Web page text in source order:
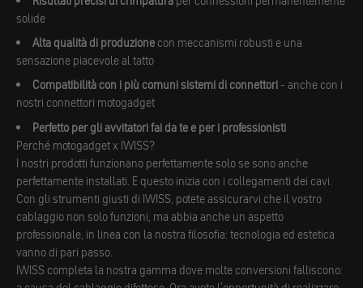
solide
Alta qualità di produzione con meccanismi robusti e una
sensazione piacevole al tatto
Compatibilità con i più comuni sistemi di connettori - anche con i
nostri connettori motogadget
Perfetto per gli avvitatori fai da te e per i professionisti
Perché motogadget x IWISS?
I nostri prodotti funzionano perfettamente solo se sono anche
perfettamente installati. E questo inizia con i collegamenti dei cavi.
Con gli strumenti giusti di IWISS, potete assicurarvi che il vostro
cablaggio non solo funzioni, ma abbia anche un aspetto
professionale, in linea con la nostra filosofia: tecnologia ed estetica
vanno di pari passo.
IWISS completa la nostra gamma dove molte conversioni falliscono: